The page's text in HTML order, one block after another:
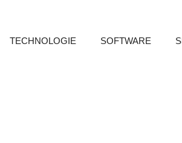
TECHNOLOGIE SOFTWARE